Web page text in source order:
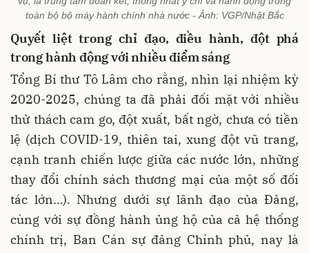
toàn bộ bộ máy hành chính nhà nước - Ảnh: VGP/Nhật Bắc
Quyết liệt trong chỉ đạo, điều hành, đột phá
trong hành động với nhiều điểm sáng
Tổng Bí thư Tô Lâm cho rằng, nhìn lại nhiệm kỳ
2020-2025, chúng ta đã phải đối mặt với nhiều
thử thách cam go, đột xuất, bất ngờ, chưa có tiền
lệ (dịch COVID-19, thiên tai, xung đột vũ trang,
cạnh tranh chiến lược giữa các nước lớn, những
thay đổi chính sách thương mại của một số đối
tác lớn…). Nhưng dưới sự lãnh đạo của Đảng,
cùng với sự đồng hành ủng hộ của cả hệ thống
chính trị, Ban Cán sự đảng Chính phủ, nay là